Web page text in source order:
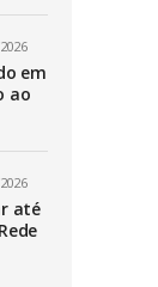
em
ao
até